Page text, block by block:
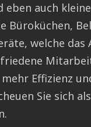
eben auch
Büroküchen,
welche das
Effizienz
Sie sich